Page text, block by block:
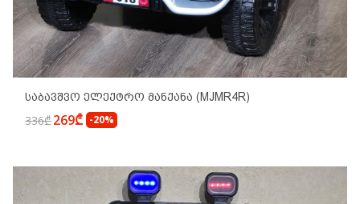
Საბავშვო Ელექტრო Მანქანა (MJMR4R)
336₾269₾ -20%